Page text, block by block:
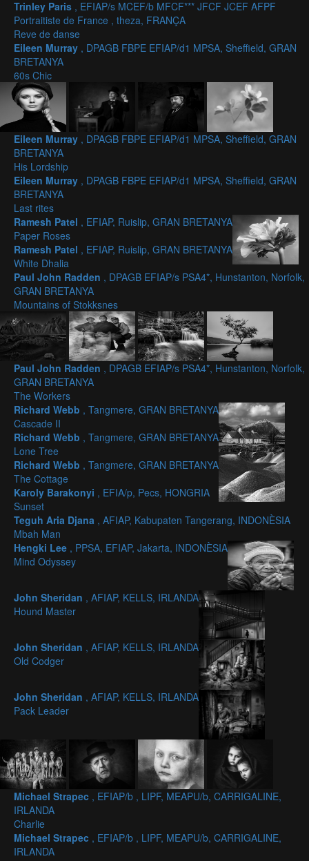
Trinley Paris , EFIAP/s MCEF/b MFCF*** JFCF JCEF AFPF
Portraitiste de France , theza, FRANÇA
Reve de danse
Eileen Murray , DPAGB FBPE EFIAP/d1 MPSA, Sheffield, GRAN
BRETANYA
60s Chic
Eileen Murray , DPAGB FBPE EFIAP/d1 MPSA, Sheffield, GRAN
BRETANYA
His Lordship
Eileen Murray , DPAGB FBPE EFIAP/d1 MPSA, Sheffield, GRAN
BRETANYA
Last rites
Ramesh Patel , EFIAP, Ruislip, GRAN BRETANYA
Paper Roses
Ramesh Patel , EFIAP, Ruislip, GRAN BRETANYA
White Dhalia
Paul John Radden , DPAGB EFIAP/s PSA4*, Hunstanton, Norfolk,
GRAN BRETANYA
Mountains of Stokksnes
Paul John Radden , DPAGB EFIAP/s PSA4*, Hunstanton, Norfolk,
GRAN BRETANYA
The Workers
Richard Webb , Tangmere, GRAN BRETANYA
Cascade II
Richard Webb , Tangmere, GRAN BRETANYA
Lone Tree
Richard Webb , Tangmere, GRAN BRETANYA
The Cottage
Karoly Barakonyi , EFIA/p, Pecs, HONGRIA
Sunset
Teguh Aria Djana , AFIAP, Kabupaten Tangerang, INDONÈSIA
Mbah Man
Hengki Lee , PPSA, EFIAP, Jakarta, INDONÈSIA
Mind Odyssey
John Sheridan , AFIAP, KELLS, IRLANDA
Hound Master
John Sheridan , AFIAP, KELLS, IRLANDA
Old Codger
John Sheridan , AFIAP, KELLS, IRLANDA
Pack Leader
Michael Strapec , EFIAP/b , LIPF, MEAPU/b, CARRIGALINE,
IRLANDA
Charlie
Michael Strapec , EFIAP/b , LIPF, MEAPU/b, CARRIGALINE,
IRLANDA